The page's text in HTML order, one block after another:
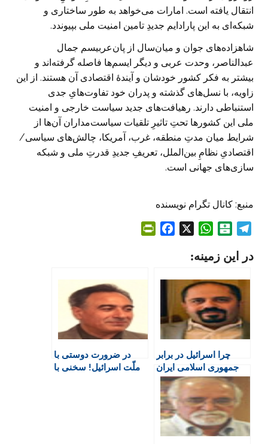
انتقال یافته است. امارات می‌خواهد به طور ساختاری و
شبکه‌ای به این پارادایم جدیدِ تامین امنیت ملی بپیوندد.
شاهزاده‌های جوان و میان‌سال از پان‌عربیسم جمال
عبدالناصر، وحدت عربی و دیگر ایسم‌ها فاصله گرفته‌اند و
بیشتر به فکر کشور خودشان و آیندۀ اقتصادی آن هستند. از این
زاویه، با نسل‌های گذشته و پدران خود تفاوت‌هایِ جدی
استنباطی دارند. رهیافت‌های جدید سیاست خارجی و امنیت
ملی این کشورها تحتِ تاثیرِ تلقیات سیاست‌مداران آن‌ها از
شرایط میان مدتِ منطقه، غرب، آمریکا، چالش‌های سیاسی/
اقتصادیِ نظامِ بین‌الملل، تعریفِ جدیدِ قدرتِ ملی و شبکه
سازی‌های جهانی است.
منبع: کانال تگرام نویسنده
l
g
r
a
m
t
a
r
i
n
W
a
s
A
p
p
e
d
در این زمینه:
چرا اسرائیل در برابر
جمهوری اسلامی ایران
تهاجمی شده است
در ضرورت دوستی با
ملّت اسرائیل! سخنی با